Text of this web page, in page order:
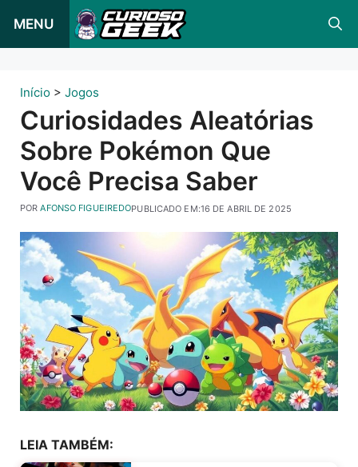
para
conteúdo
MENU
Início > Jogos
Curiosidades Aleatórias
Sobre Pokémon Que
Você Precisa Saber
PUBLICADO EM:16 DE ABRIL DE 2025
PORAFONSO FIGUEIREDO
LEIA TAMBÉM: